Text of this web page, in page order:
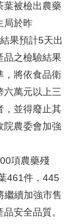
葉被檢出農藥
局於昨
果預計5天出
品之檢驗結果
，將依食品衛
六萬元以上三
，並得廢止其
院農委會加強
項農藥殘
461件，445
繼續加強市售
安全品質。